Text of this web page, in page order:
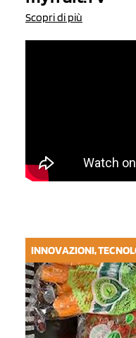
Scopri di più
INNOVAZIONI,